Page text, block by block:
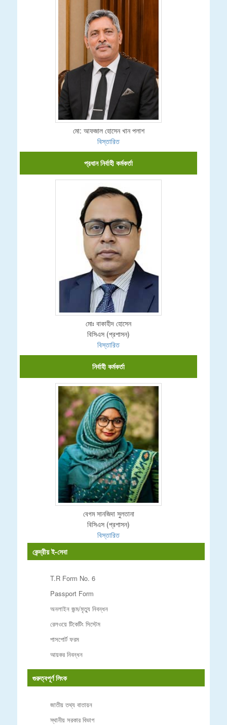
মো: আফজাল হোসেন খান পলাশ
বিস্তারিত
প্রধান নির্বাহী কর্মকর্তা
মোঃ বাকাহীদ হোসেন
বিসিএস (প্রশাসন)
বিস্তারিত
নির্বাহী কর্মকর্তা
বেগম সানজিদা সুলতানা
বিসিএস (প্রশাসন)
বিস্তারিত
কেন্দ্রীয় ই-সেবা
T.R Form No. 6
Passport Form
অনলাইন জন্ম/মৃত্যু নিবন্ধন
রেলওয়ে টিকেটিং সিস্টেম
পাসপোর্ট ফরম
আয়কর নিবন্ধন
গুরুত্বপূর্ণ লিংক
জাতীয় তথ্য বাতায়ন
স্থানীয় সরকার বিভাগ